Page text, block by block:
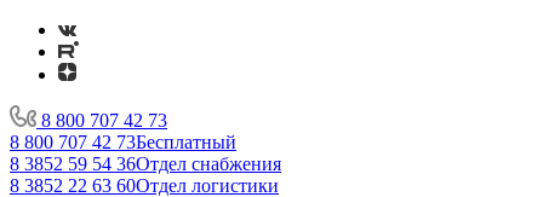
8 800 707 42 73
8 800 707 42 73Бесплатный
8 3852 59 54 36Отдел снабжения
8 3852 22 63 60Отдел логистики